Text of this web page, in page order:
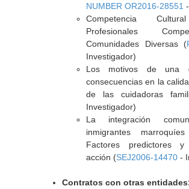
NUMBER OR2016-28551
Competencia
Profesionales
Comunidades Diversas (
Investigador)
Los motivos de una
consecuencias en la
de las cuidadoras
Investigador)
La integración
inmigrantes
Factores predictores
acción (SEJ2006-14470-
Contratos con otras